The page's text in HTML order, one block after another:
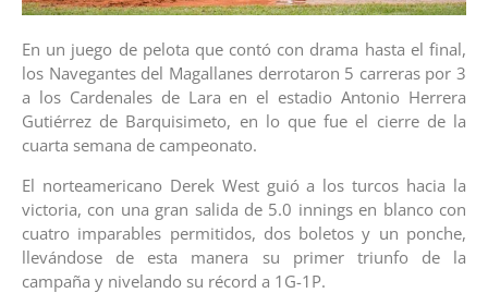
En un juego de pelota que contó con drama hasta el final,
los Navegantes del Magallanes derrotaron 5 carreras por 3
a los Cardenales de Lara en el estadio Antonio Herrera
Gutiérrez de Barquisimeto, en lo que fue el cierre de la
cuarta semana de campeonato.
El norteamericano Derek West guió a los turcos hacia la
victoria, con una gran salida de 5.0 innings en blanco con
cuatro imparables permitidos, dos boletos y un ponche,
llevándose de esta manera su primer triunfo de la
campaña y nivelando su récord a 1G-1P.